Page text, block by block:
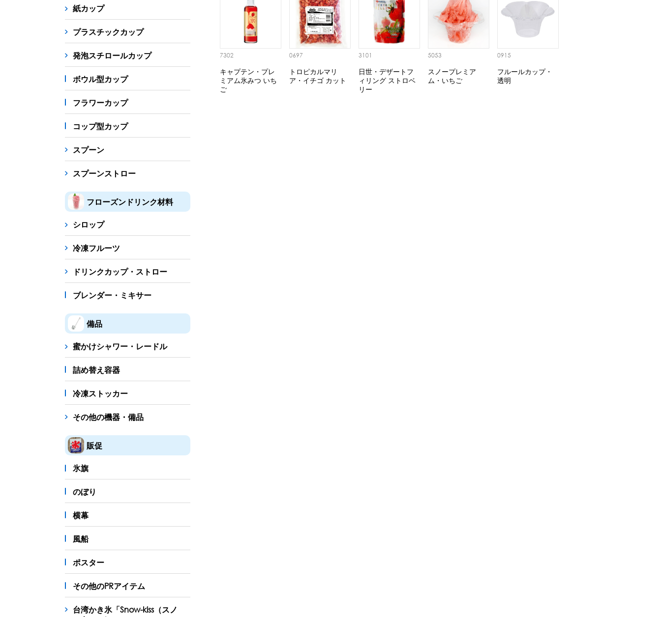
紙カップ
プラスチックカップ
発泡スチロールカップ
ボウル型カップ
フラワーカップ
コップ型カップ
スプーン
スプーンストロー
フローズンドリンク材料
シロップ
冷凍フルーツ
ドリンクカップ・ストロー
ブレンダー・ミキサー
備品
蜜かけシャワー・レードル
詰め替え容器
冷凍ストッカー
その他の機器・備品
販促
氷旗
のぼり
横幕
風船
ポスター
その他のPRアイテム
台湾かき氷「Snow-kiss（スノ
7302
キャプテン・プレ
ミアム氷みつ いち
ご
0697
トロピカルマリ
ア・イチゴ カット
3101
日世・デザートフ
ィリング ストロベ
リー
5053
スノープレミア
ム・いちご
0915
フルールカップ・
透明